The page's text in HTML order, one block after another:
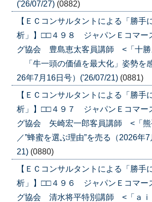
('26/07/27) (0882)
【ＥＣコンサルタントによる「勝手
析」】□□４９８ ジャパンＥコマー
グ協会 豊島恵太客員講師 <「十勝
「牛一頭の価値を最大化」姿勢を
26年7月16日号）('26/07/21) (0881)
【ＥＣコンサルタントによる「勝手
析」】□□４９７ ジャパンＥコマー
グ協会 矢崎宏一郎客員講師 <「熊
／”蜂蜜を選ぶ理由”を売る（2026年
21) (0880)
【ＥＣコンサルタントによる「勝手
析」】□□４９６ ジャパンＥコマー
グ協会 清水将平特別講師 <「ａｉ